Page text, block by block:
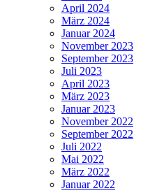
April 2024
März 2024
Januar 2024
November 2023
September 2023
Juli 2023
April 2023
März 2023
Januar 2023
November 2022
September 2022
Juli 2022
Mai 2022
März 2022
Januar 2022